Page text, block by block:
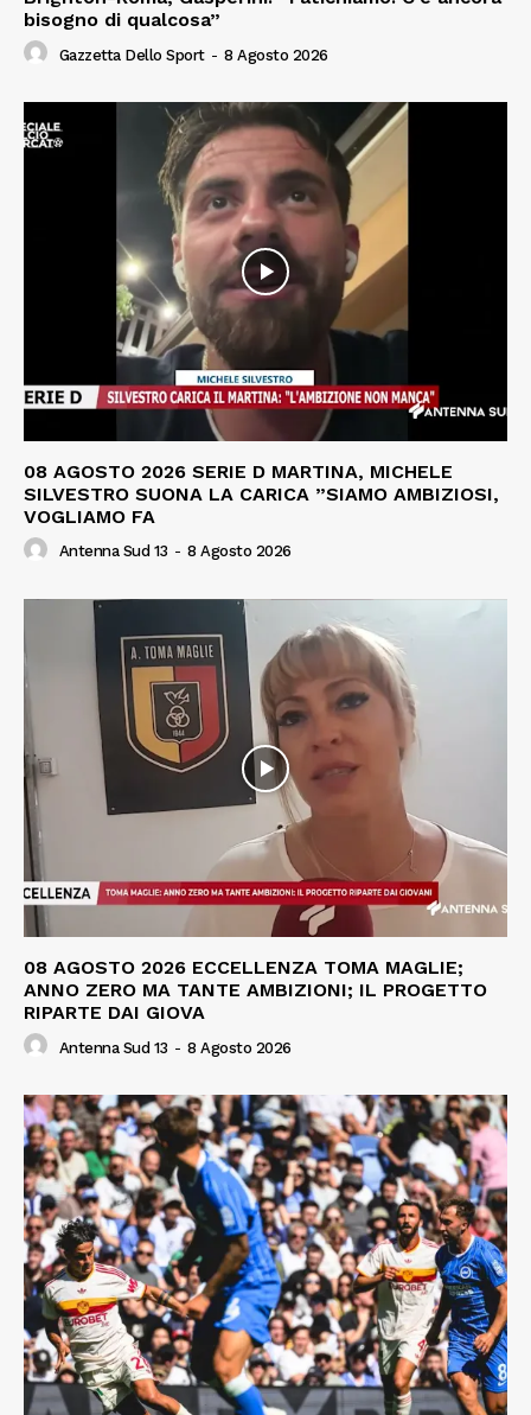
bisogno di qualcosa”
Gazzetta Dello Sport - 8 Agosto 2026
08 AGOSTO 2026 SERIE D MARTINA, MICHELE
SILVESTRO SUONA LA CARICA ”SIAMO AMBIZIOSI,
VOGLIAMO FA
Antenna Sud 13 - 8 Agosto 2026
08 AGOSTO 2026 ECCELLENZA TOMA MAGLIE;
ANNO ZERO MA TANTE AMBIZIONI; IL PROGETTO
RIPARTE DAI GIOVA
Antenna Sud 13 - 8 Agosto 2026